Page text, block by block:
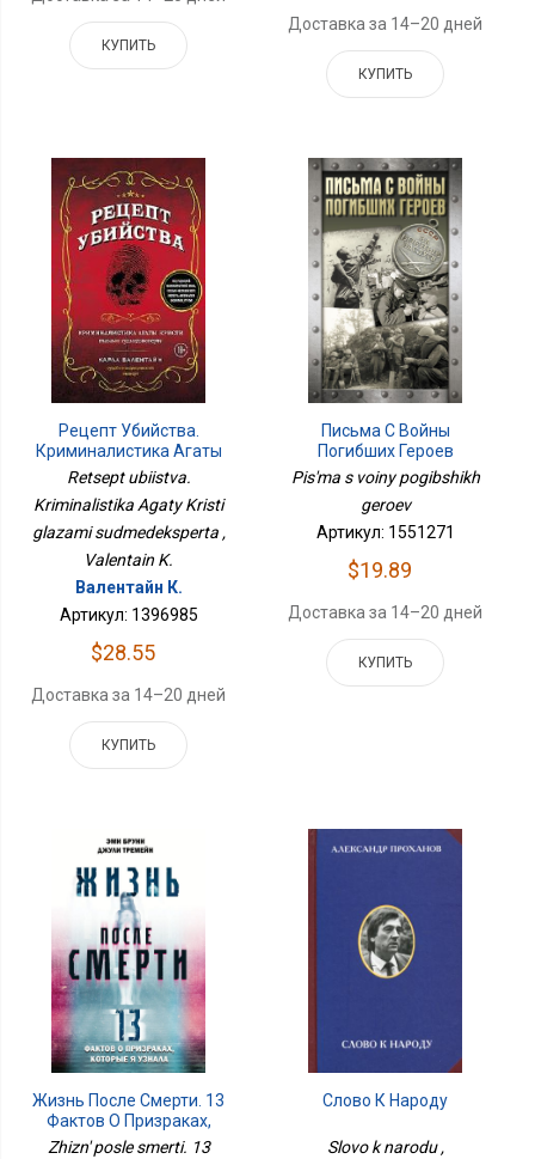
КУПИТЬ
Доставка за 14–20 дней
КУПИТЬ
Рецепт Убийства.
Криминалистика Агаты
Кристи Глазами
Судмедэксперта
Retsept ubiistva.
Kriminalistika Agaty Kristi
glazami sudmedeksperta ,
Valentain K.
Валентайн К.
Артикул: 1396985
$28.55
Доставка за 14–20 дней
КУПИТЬ
Письма С Войны
Погибших Героев
Pis'ma s voiny pogibshikh
geroev
Артикул: 1551271
$19.89
Доставка за 14–20 дней
КУПИТЬ
Жизнь После Смерти. 13
Фактов О Призраках,
Которые Я Узнала
Zhizn' posle smerti. 13
Слово К Народу
Slovo k narodu ,